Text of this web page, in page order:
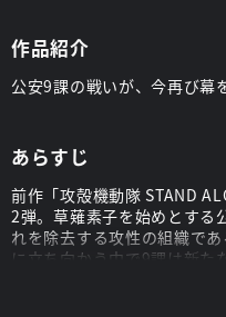
作品紹介
公安9課の戦いが、今再び幕
あらすじ
前作「攻殻機動隊 STAND
2弾。草薙素子を始めとする
れを除去する攻性の組織で
に立ち向かう中で9課は新た
別の11人」と名乗るテロリ